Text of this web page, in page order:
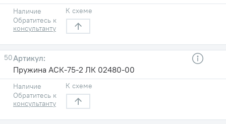
Наличие
Обратитесь к
консультанту
К схеме
50
Пружина АСК-75-2 ЛК 02480-00
Наличие
Обратитесь к
консультанту
К схеме